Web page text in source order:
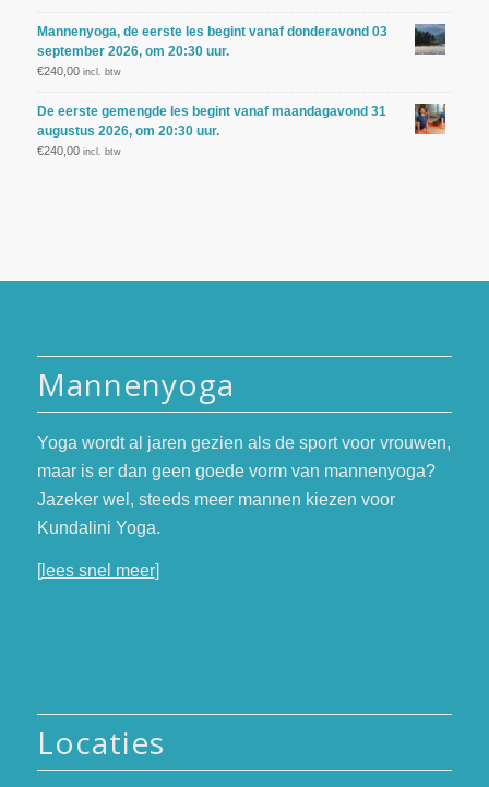
Mannenyoga, de eerste les begint vanaf donderavond 03
september 2026, om 20:30 uur.
€240,00 incl. btw
De eerste gemengde les begint vanaf maandagavond 31
augustus 2026, om 20:30 uur.
€240,00 incl. btw
Mannenyoga
Yoga wordt al jaren gezien als de sport voor vrouwen,
maar is er dan geen goede vorm van mannenyoga?
Jazeker wel, steeds meer mannen kiezen voor
Kundalini Yoga.
[lees snel meer]
Locaties